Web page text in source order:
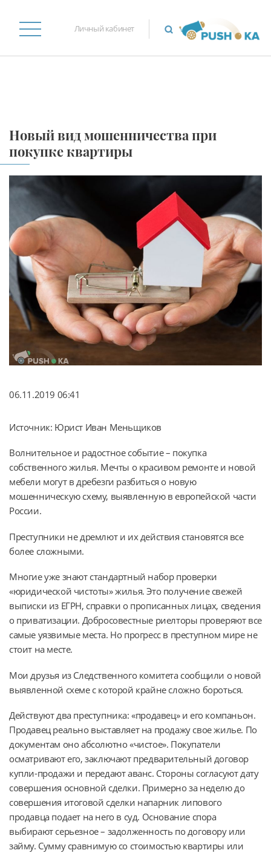
Личный кабинет
Новый вид мошенничества при
покупке квартиры
06.11.2019 06:41
Источник: Юрист Иван Меньщиков
Волнительное и радостное событие – покупка
собственного жилья. Мечты о красивом ремонте и новой
мебели могут в дребезги разбиться о новую
мошенническую схему, выявленную в европейской части
России.
Преступники не дремлют и их действия становятся все
более сложными.
Многие уже знают стандартный набор проверки
«юридической чистоты» жилья. Это получение свежей
выписки из ЕГРН, справки о прописанных лицах, сведения
о приватизации. Добросовестные риелторы проверяют все
самые уязвимые места. Но прогресс в преступном мире не
стоит на месте.
Мои друзья из Следственного комитета сообщили о новой
выявленной схеме с которой крайне сложно бороться.
Действуют два преступника: «продавец» и его компаньон.
Продавец реально выставляет на продажу свое жилье. По
документам оно абсолютно «чистое». Покупатели
осматривают его, заключают предварительный договор
купли-продажи и передают аванс. Стороны согласуют дату
совершения основной сделки. Примерно за неделю до
совершения итоговой сделки напарник липового
продавца подает на него в суд. Основание спора
выбирают серьезное – задолженность по договору или
займу. Сумму сравнимую со стоимостью квартиры или